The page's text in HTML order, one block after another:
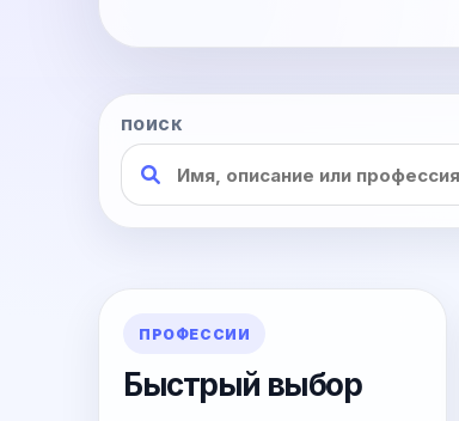
ПОИСК
ПРОФЕССИИ
Быстрый выбор